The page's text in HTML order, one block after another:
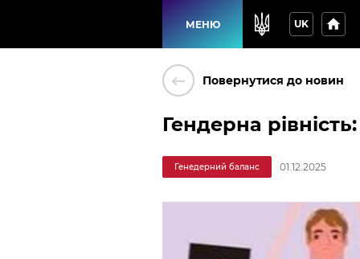
МЕНЮ UK home
keyboard_backspace Повернутися до новин
Гендерна
Генедерний баланс 01.12.2025